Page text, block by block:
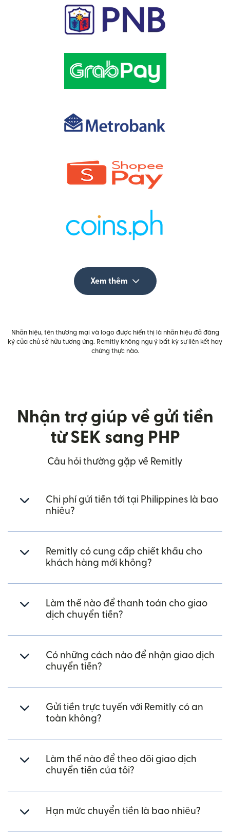
Xem thêm
Nhãn hiệu, tên thương mại và logo được hiển thị là nhãn hiệu đã đăng
ký của chủ sở hữu tương ứng. Remitly không ngụ ý bất kỳ sự liên kết hay
chứng thực nào.
Nhận trợ giúp về gửi tiền
từ SEK sang PHP
Câu hỏi thường gặp về Remitly
Chi phí gửi tiền tới tại Philippines là bao
nhiêu?
Remitly có cung cấp chiết khấu cho
khách hàng mới không?
Làm thế nào để thanh toán cho giao
dịch chuyển tiền?
Có những cách nào để nhận giao dịch
chuyển tiền?
Gửi tiền trực tuyến với Remitly có an
toàn không?
Làm thế nào để theo dõi giao dịch
chuyển tiền của tôi?
Hạn mức chuyển tiền là bao nhiêu?